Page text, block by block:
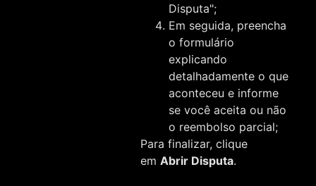
Disputa";
Em seguida, preencha
o formulário
explicando
detalhadamente o que
aconteceu e informe
se você aceita ou não
o reembolso parcial;
Para finalizar, clique
em Abrir Disputa.